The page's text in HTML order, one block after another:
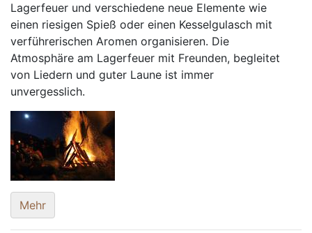
Lagerfeuer und verschiedene neue Elemente wie
einen riesigen Spieß oder einen Kesselgulasch mit
verführerischen Aromen organisieren. Die
Atmosphäre am Lagerfeuer mit Freunden, begleitet
von Liedern und guter Laune ist immer
unvergesslich.
Mehr